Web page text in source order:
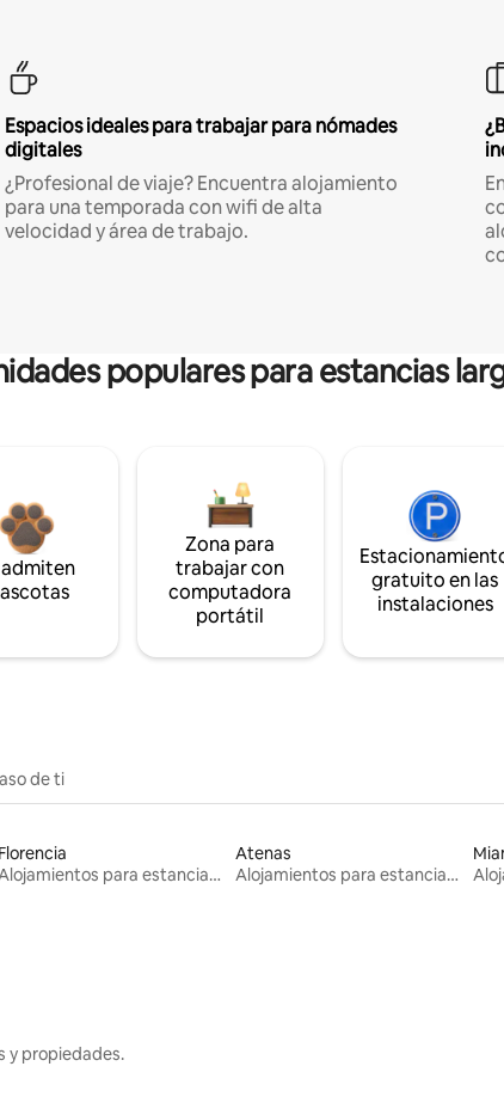
Espacios ideales para trabajar para nómades
digitales
¿Profesional de viaje? Encuentra alojamiento
para una temporada con wifi de alta
velocidad y área de trabajo.
populares para estancias
admiten
Zona para
trabajar con
computadora
portátil
gratuito en las
instalaciones
de ti
Florencia
Alojamientos para estancias largas
Atenas
Alojamientos para estancias largas
y propiedades.